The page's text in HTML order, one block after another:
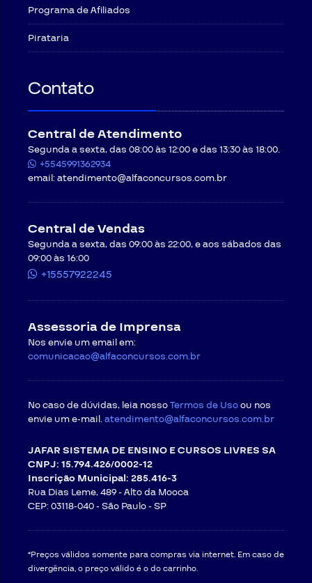
Programa de Afiliados
Pirataria
Contato
Central de Atendimento
Segunda a sexta, das 08:00 às 12:00 e das 13:30 às 18:00.
+5545991362934
email:atendimento@alfaconcursos.com.br
Central de Vendas
Segunda a sexta, das 09:00 às 22:00, e aos sábados das
09:00 às 16:00
+15557922245
Assessoria de Imprensa
Nos envie um email em:
comunicacao@alfaconcursos.com.br
No caso de dúvidas, leia nossoTermos de Usoou nos
envie um e-mail.atendimento@alfaconcursos.com.br
JAFAR SISTEMA DE ENSINO E CURSOS LIVRES SA
CNPJ: 15.794.426/0002-12
Inscrição Municipal: 285.416-3
Rua Dias Leme, 489 - Alto da Mooca
CEP: 03118-040 -São Paulo - SP
*Preços válidos somente para compras via internet. Em caso de
divergência, o preço válido é o do carrinho.